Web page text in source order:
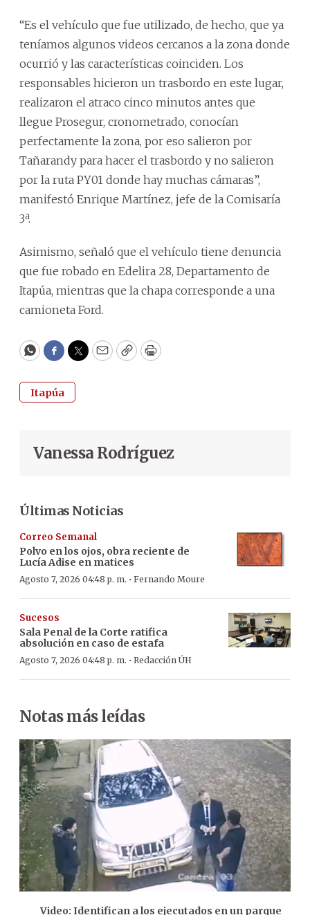
“Es el vehículo que fue utilizado, de hecho, que ya
teníamos algunos videos cercanos a la zona donde
ocurrió y las características coinciden. Los
responsables hicieron un trasbordo en este lugar,
realizaron el atraco cinco minutos antes que
llegue Prosegur, cronometrado, conocían
perfectamente la zona, por eso salieron por
Tañarandy para hacer el trasbordo y no salieron
por la ruta PY01 donde hay muchas cámaras”,
manifestó Enrique Martínez, jefe de la Comisaría
3ª.
Asimismo, señaló que el vehículo tiene denuncia
que fue robado en Edelira 28, Departamento de
Itapúa, mientras que la chapa corresponde a una
camioneta Ford.
WhatsApp
Facebook
Twitter
EmailCopyPrint
Itapúa
Vanessa Rodríguez
Últimas Noticias
Correo Semanal
Polvo en los ojos, obra reciente de
Lucía Adise en matices
Agosto 7, 2026 04:48 p. m. · Fernando Moure
Sucesos
Sala Penal de la Corte ratifica
absolución en caso de estafa
Agosto 7, 2026 04:48 p. m. · Redacción ÚH
Notas más leídas
Video: Identifican a los ejecutados en un parque